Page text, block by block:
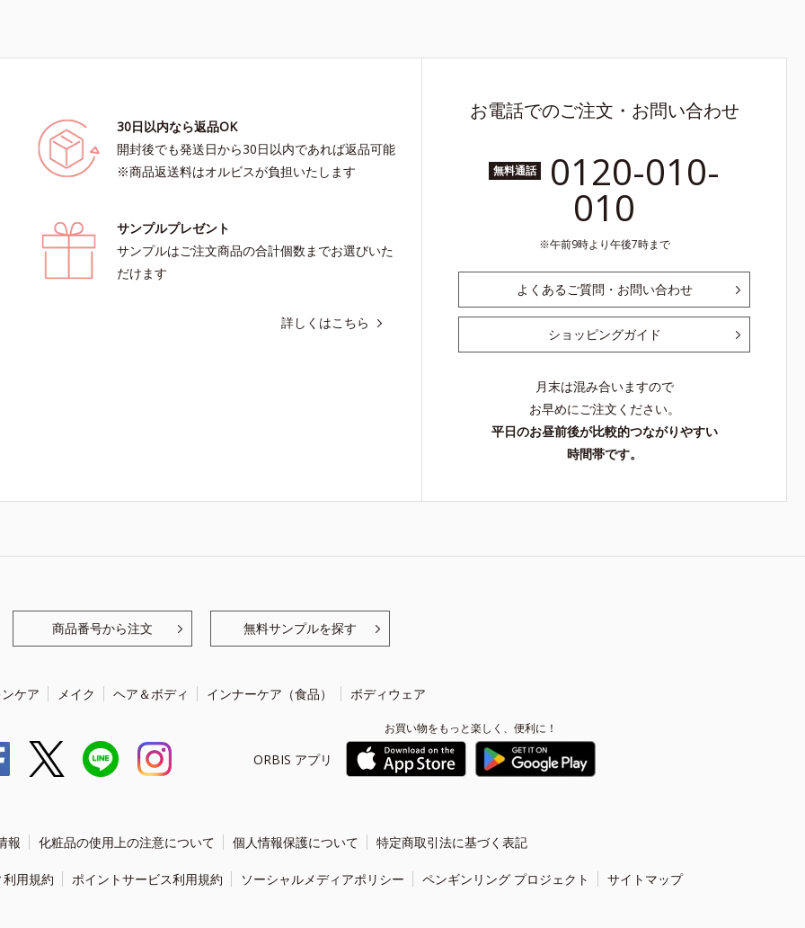
30日以内なら返品OK
開封後でも発送日から30日以内であれば返品可能
※商品返送料はオルビスが負担いたします
サンプルプレゼント
サンプルはご注文商品の合計個数までお選びいた
だけます
詳しくはこちら
お電話でのご注文・お問い合わせ
無料通話 0120-010-
010
午前9時より午後7時まで
よくあるご質問・お問い合わせ
ショッピングガイド
月末は混み合いますので
お早めにご注文ください。
平日のお昼前後が比較的つながりやすい
時間帯です。
商品番号から注文 無料サンプルを探す
ケア メイク ヘア＆ボディ インナーケア（食品） ボディウェア
ORBIS アプリ
お買い物をもっと楽しく、便利に！
報 化粧品の使用上の注意について 個人情報保護について 特定商取引法に基づく表記
用規約 ポイントサービス利用規約 ソーシャルメディアポリシー ペンギンリング プロジェクト サイトマップ